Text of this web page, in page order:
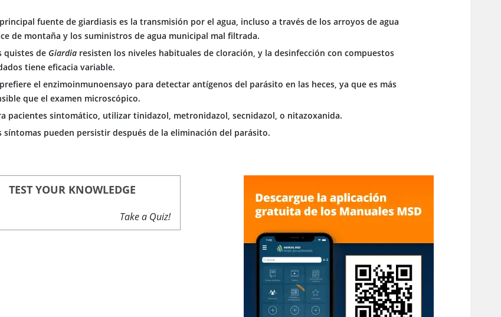
fuente de giardiasis es la transmisión por el agua, incluso a través de los arroyos de agua
de montaña y los suministros de agua municipal mal filtrada.
quistes de Giardia resisten los niveles habituales de cloración, y la desinfección con compuestos
tiene eficacia variable.
el enzimoinmunoensayo para detectar antígenos del parásito en las heces, ya que es más
que el examen microscópico.
pacientes sintomático, utilizar tinidazol, metronidazol, secnidazol, o nitazoxanida.
síntomas pueden persistir después de la eliminación del parásito.
TEST YOUR KNOWLEDGE
Take a Quiz!